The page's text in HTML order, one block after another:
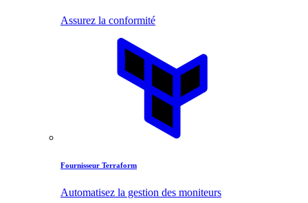
Assurez la conformité
Fournisseur Terraform
Automatisez la gestion des moniteurs